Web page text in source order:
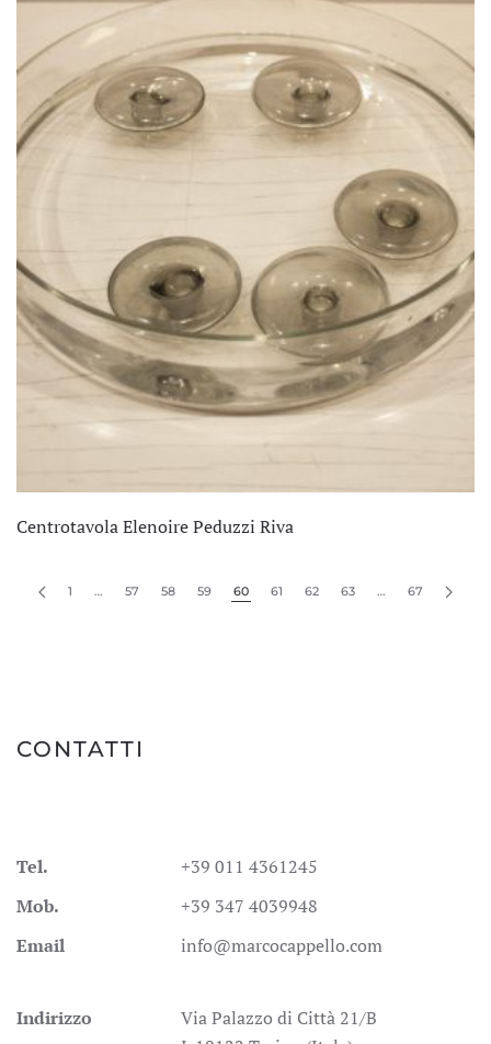
Centrotavola Elenoire Peduzzi Riva
1 … 57 58 59 60 61 62 63 … 67
CONTATTI
Tel.
+39 011 4361245
Mob.
+39 347 4039948
Email
info@marcocappello.com
Indirizzo
Via Palazzo di Città 21/B